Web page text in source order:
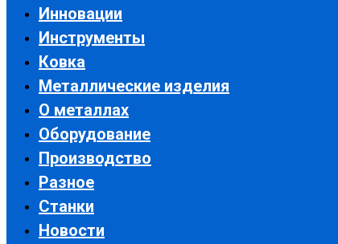
Инновации
Инструменты
Ковка
Металлические изделия
О металлах
Оборудование
Производство
Разное
Станки
Новости